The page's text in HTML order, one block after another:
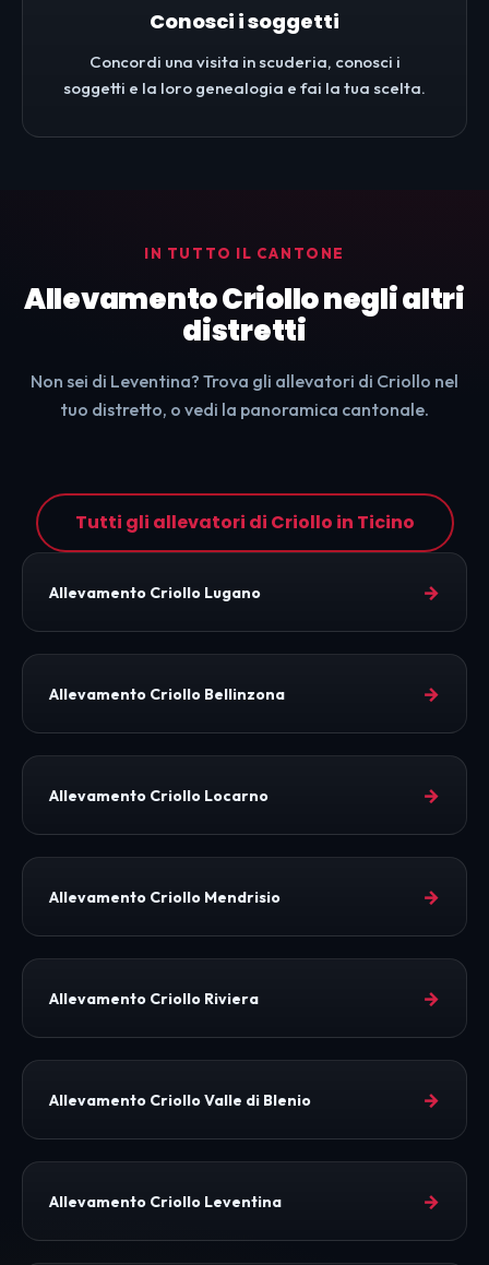
Conosci i soggetti
Concordi una visita in scuderia, conosci i
soggetti e la loro genealogia e fai la tua scelta.
IN TUTTO IL CANTONE
Allevamento Criollo negli altri
distretti
Non sei di Leventina? Trova gli allevatori di Criollo nel
tuo distretto, o vedi la panoramica cantonale.
Tutti gli allevatori di Criollo in Ticino
Allevamento Criollo Lugano →
Allevamento Criollo Bellinzona →
Allevamento Criollo Locarno →
Allevamento Criollo Mendrisio →
Allevamento Criollo Riviera →
Allevamento Criollo Valle di Blenio →
Allevamento Criollo Leventina →